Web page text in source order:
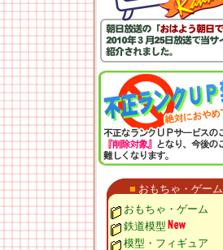
■ おもちゃ・ゲーム
おもちゃ・ゲーム
鉄道模型
模型・フィギュア